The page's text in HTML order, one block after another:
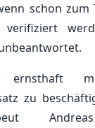
schon zum
zu